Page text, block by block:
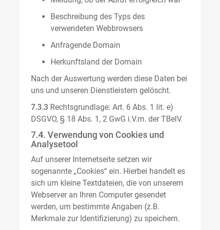
Beschreibung des Typs des
verwendeten Webbrowsers
Anfragende Domain
Herkunftsland der Domain
Nach der Auswertung werden diese Daten bei
uns und unseren Dienstleistern gelöscht.
7.3.3 Rechtsgrundlage: Art. 6 Abs. 1 lit. e)
DSGVO, § 18 Abs. 1, 2 GwG i.V.m. der TBelV.
7.4. Verwendung von Cookies und
Analysetool
Auf unserer Internetseite setzen wir
sogenannte „Cookies“ ein. Hierbei handelt es
sich um kleine Textdateien, die von unserem
Webserver an Ihren Computer gesendet
werden, um bestimmte Angaben (z.B.
Merkmale zur Identifizierung) zu speichern.